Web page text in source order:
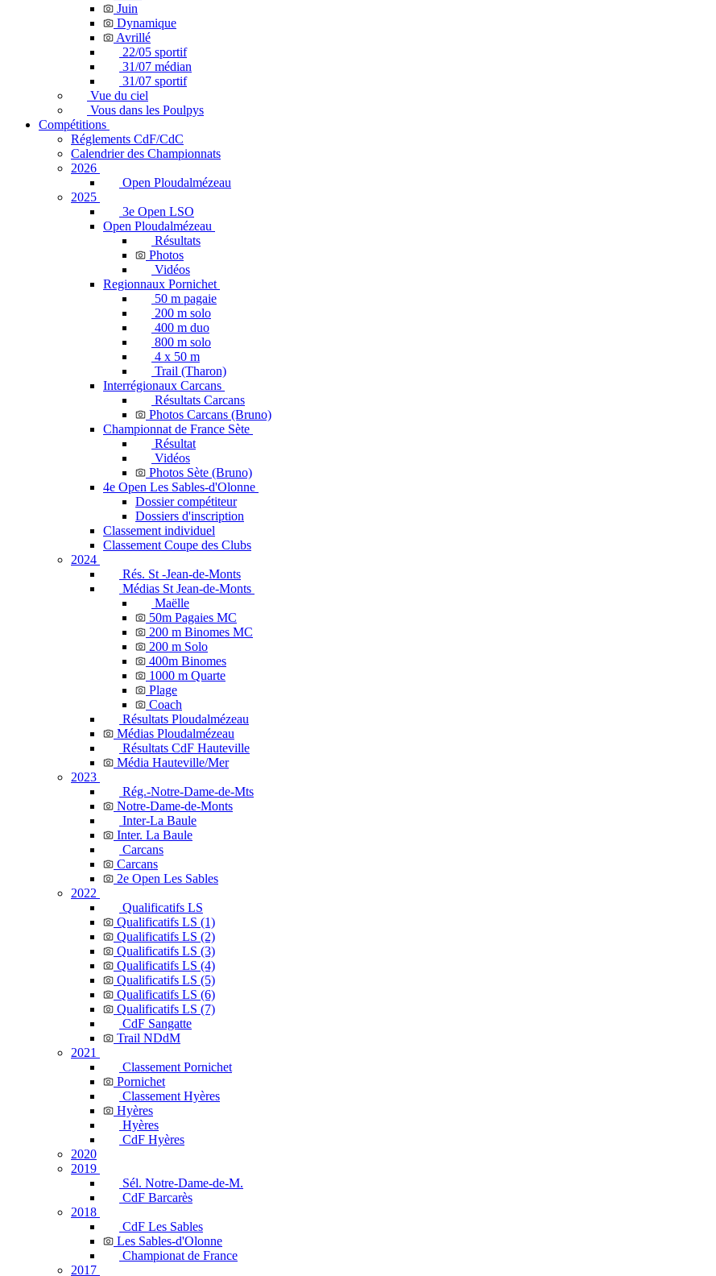
Juin
Dynamique
Avrillé
22/05 sportif
31/07 médian
31/07 sportif
Vue du ciel
Vous dans les Poulpys
Compétitions
Réglements CdF/CdC
Calendrier des Championnats
2026
Open Ploudalmézeau
2025
3e Open LSO
Open Ploudalmézeau
Résultats
Photos
Vidéos
Regionnaux Pornichet
50 m pagaie
200 m solo
400 m duo
800 m solo
4 x 50 m
Trail (Tharon)
Interrégionaux Carcans
Résultats Carcans
Photos Carcans (Bruno)
Championnat de France Sète
Résultat
Vidéos
Photos Sète (Bruno)
4e Open Les Sables-d'Olonne
Dossier compétiteur
Dossiers d'inscription
Classement individuel
Classement Coupe des Clubs
2024
Rés. St -Jean-de-Monts
Médias St Jean-de-Monts
Maëlle
50m Pagaies MC
200 m Binomes MC
200 m Solo
400m Binomes
1000 m Quarte
Plage
Coach
Résultats Ploudalmézeau
Médias Ploudalmézeau
Résultats CdF Hauteville
Média Hauteville/Mer
2023
Rég.-Notre-Dame-de-Mts
Notre-Dame-de-Monts
Inter-La Baule
Inter. La Baule
Carcans
Carcans
2e Open Les Sables
2022
Qualificatifs LS
Qualificatifs LS (1)
Qualificatifs LS (2)
Qualificatifs LS (3)
Qualificatifs LS (4)
Qualificatifs LS (5)
Qualificatifs LS (6)
Qualificatifs LS (7)
CdF Sangatte
Trail NDdM
2021
Classement Pornichet
Pornichet
Classement Hyères
Hyères
Hyères
CdF Hyères
2020
2019
Sél. Notre-Dame-de-M.
CdF Barcarès
2018
CdF Les Sables
Les Sables-d'Olonne
Championat de France
2017